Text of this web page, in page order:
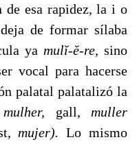
de esa rapidez, la i o
de formar sílaba
ya mulĭ-ĕ-re, sino
vocal para hacerse
palatal palatalizó la
mulher, gall, muller
mujer).Lo mis­mo